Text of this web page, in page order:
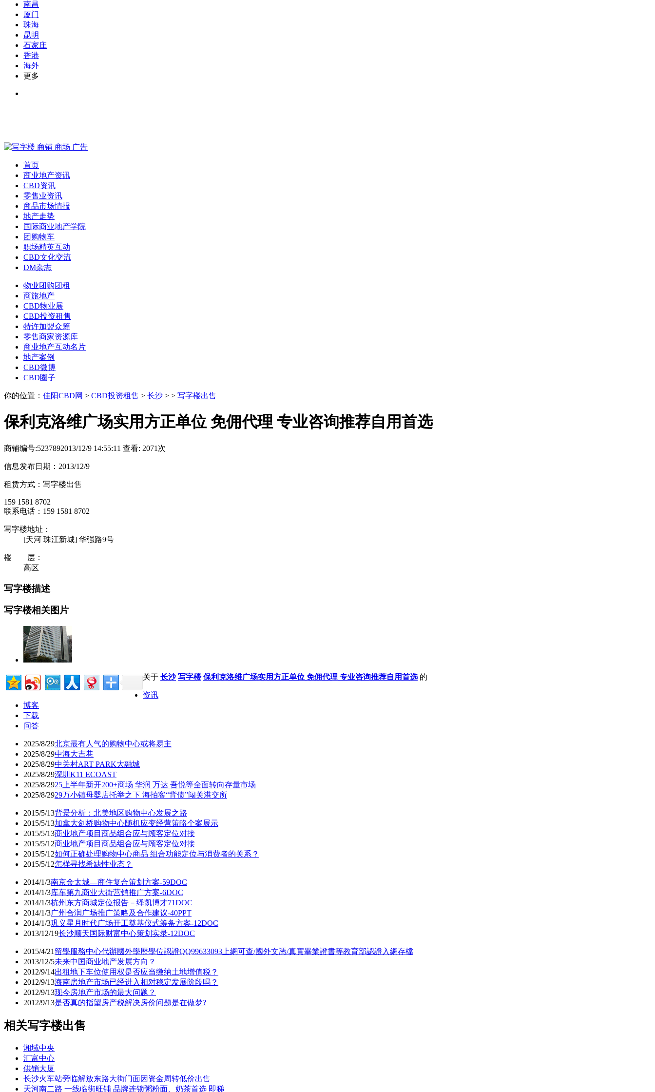
南昌
厦门
珠海
昆明
石家庄
香港
海外
更多
首页
商业地产资讯
CBD资讯
零售业资讯
商品市场情报
地产走势
国际商业地产学院
团购物车
职场精英互动
CBD文化交流
DM杂志
物业团购团租
商旅地产
CBD物业展
CBD投资租售
特许加盟众筹
零售商家资源库
商业地产互动名片
地产案例
CBD微博
CBD圈子
你的位置： 佳阳CBD网 > CBD投资租售 > 长沙 > > 写字楼出售
保利克洛维广场实用方正单位 免佣代理 专业咨询推荐自用首选
商铺编号:5237892013/12/9 14:55:11 查看: 2071次
信息发布日期：2013/12/9
租赁方式：写字楼出售
159 1581 8702
联系电话：159 1581 8702
写字楼地址：
[天河 珠江新城] 华强路9号
楼 层：
高区
写字楼描述
写字楼相关图片
关于 长沙 写字楼 保利克洛维广场实用方正单位 免佣代理 专业咨询推荐自用首选的
资讯
博客
下载
问答
2025/8/29北京最有人气的购物中心或将易主
2025/8/29中海大吉巷
2025/8/29中关村ART PARK大融城
2025/8/29深圳K11 ECOAST
2025/8/2925上半年新开200+商场 华润 万达 吾悦等全面转向存量市场
2025/8/2929万小镇母婴店托举之下 海拍客“背债”闯关港交所
2015/5/13背景分析：北美地区购物中心发展之路
2015/5/13加拿大剑桥购物中心随机应变经营策略个案展示
2015/5/13商业地产项目商品组合应与顾客定位对接
2015/5/12商业地产项目商品组合应与顾客定位对接
2015/5/12如何正确处理购物中心商品 组合功能定位与消费者的关系？
2015/5/12怎样寻找希缺性业态？
2014/1/3南京金太城—商住复合策划方案-59DOC
2014/1/3库车第九商业大街营销推广方案-6DOC
2014/1/3杭州东方商城定位报告－绎凯博才71DOC
2014/1/3广州合润广场推广策略及合作建议-40PPT
2014/1/3巩义星月时代广场开工奠基仪式筹备方案-12DOC
2013/12/19长沙顺天国际财富中心策划实录-12DOC
2015/4/21 留學服務中心代辦國外學歷學位認證QQ99633093上網可查/國外文憑/真實畢業證書等教育部認證入網存檔
2013/12/5未来中国商业地产发展方向？
2012/9/14出租地下车位使用权是否应当缴纳土地增值税？
2012/9/13海南房地产市场已经进入相对稳定发展阶段吗？
2012/9/13现今房地产市场的最大问题？
2012/9/13是否真的指望房产税解决房价问题是在做梦?
相关写字楼出售
湘域中央
汇富中心
供销大厦
长沙火车站旁临解放东路大街门面因资金周转低价出售
天河南二路 一线临街旺铺 品牌连锁粥粉面、奶茶首选 即睇